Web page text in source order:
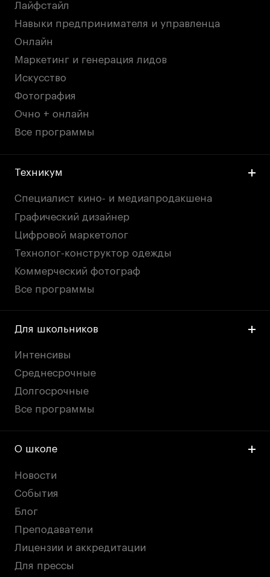
Лайфстайл
Навыки предпринимателя и управленца
Онлайн
Маркетинг и генерация лидов
Искусство
Фотография
Очно + онлайн
Все программы
Техникум
Специалист кино- и медиапродакшена
Графический дизайнер
Цифровой маркетолог
Технолог-конструктор одежды
Коммерческий фотограф
Все программы
Для школьников
Интенсивы
Среднесрочные
Долгосрочные
Все программы
О школе
Новости
События
Блог
Преподаватели
Лицензии и аккредитации
Для прессы